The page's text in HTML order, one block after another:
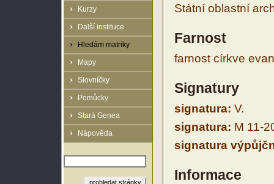
Kurzy
Další instituce
Hledám matriky
Mapy
Slovníčky
Pomůcky
Stará Genea
Nápověda
Státní oblastní
Farnost
farnost církve
Signatury
signatura: V.
signatura: M 11-
signatura
Informace